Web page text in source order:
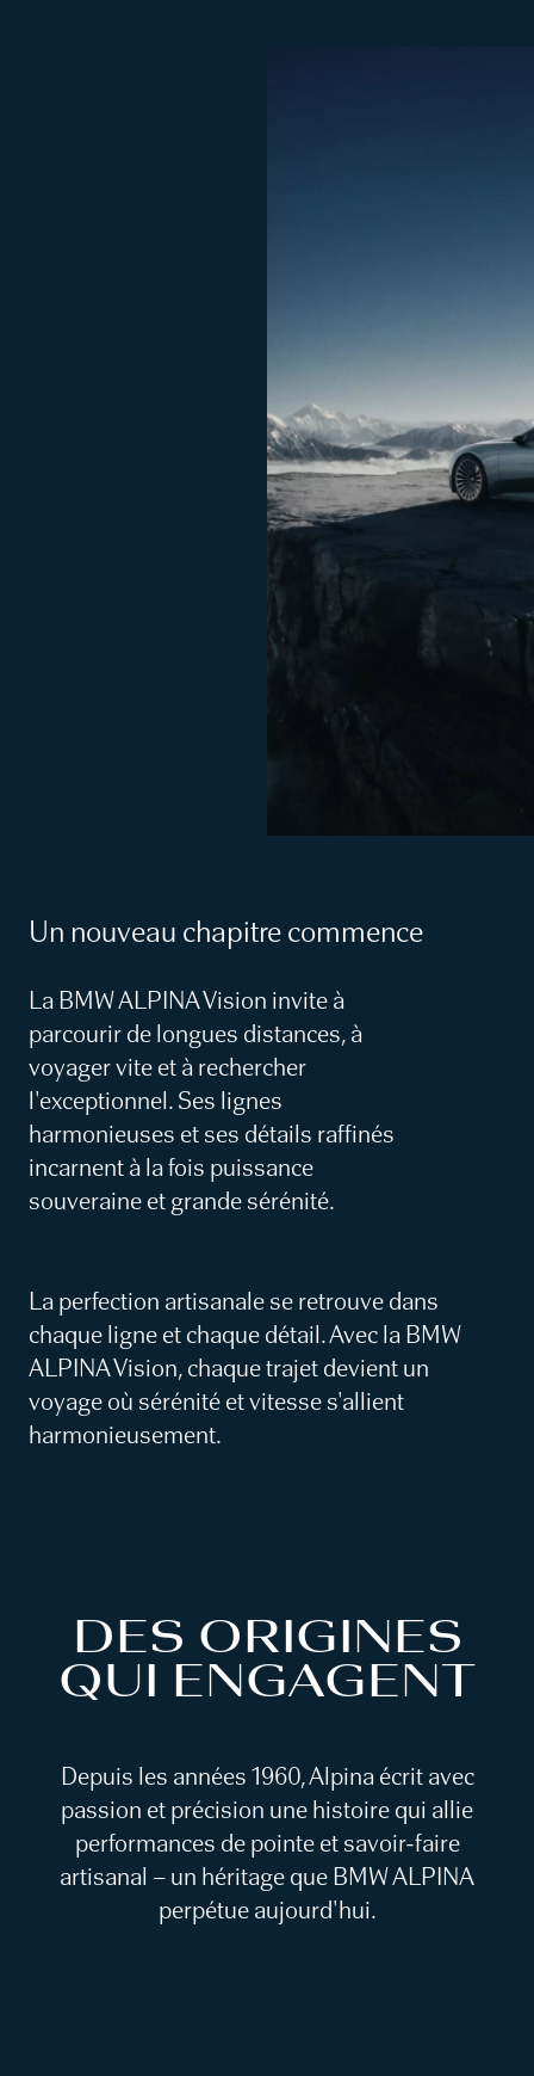
Un nouveau chapitre commence
La BMW ALPINA Vision invite à
parcourir de longues distances, à
voyager vite et à rechercher
l'exceptionnel. Ses lignes
harmonieuses et ses détails raffinés
incarnent à la fois puissance
souveraine et grande sérénité.
La perfection artisanale se retrouve dans
chaque ligne et chaque détail. Avec la BMW
ALPINA Vision, chaque trajet devient un
voyage où sérénité et vitesse s'allient
harmonieusement.
DES ORIGINES
QUI ENGAGENT
Depuis les années 1960, Alpina écrit avec
passion et précision une histoire qui allie
performances de pointe et savoir-faire
artisanal – un héritage que BMW ALPINA
perpétue aujourd'hui.